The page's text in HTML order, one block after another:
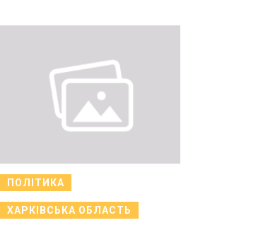
ПОЛІТИКА
ХАРКІВСЬКА ОБЛАСТЬ